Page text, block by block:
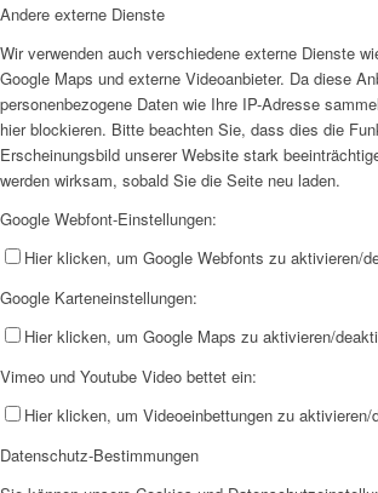
Andere externe Dienste
Wir verwenden auch verschiedene externe Dienste
Google Maps und externe Videoanbieter. Da diese
personenbezogene Daten wie Ihre IP-Adresse
hier blockieren. Bitte beachten Sie, dass dies die
Erscheinungsbild unserer Website stark
werden wirksam, sobald Sie die Seite neu laden.
Google Webfont-Einstellungen:
Hier klicken, um Google Webfonts zu aktivieren/
Google Karteneinstellungen:
Hier klicken, um Google Maps zu aktivieren/
Vimeo und Youtube Video bettet ein:
Hier klicken, um Videoeinbettungen zu aktivieren/
Datenschutz-Bestimmungen